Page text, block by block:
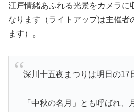
江戸情緒あふれる光景をカメラに
なります（ライトアップは主催者
ます）。
深川十五夜まつりは明日の17
「中秋の名月」とも呼ばれ、